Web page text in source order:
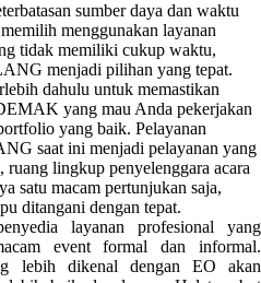
sumber daya dan waktu
menggunakan layanan
tidak memiliki cukup waktu,
menjadi pilihan yang tepat.
dahulu untuk memastikan
yang mau Anda pekerjakan
yang baik. Pelayanan
saat ini menjadi pelayanan yang
lingkup penyelenggara acara
satu macam pertunjukan saja,
ditangani dengan tepat.
layanan profesional yang
event formal dan informal.
lebih dikenal dengan EO akan